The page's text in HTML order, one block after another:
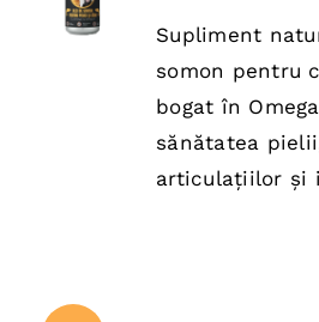
a
fost:
35,00
Supliment
somon pentru
bogat în
sănătatea
articulațiilor și